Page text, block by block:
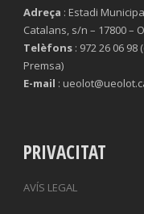
Adreça : Estadi
Catalans, s/n – 17800 –
Telèfons : 972 26 06
Premsa)
E-mail :
PRIVACITAT
AVÍS LEGAL